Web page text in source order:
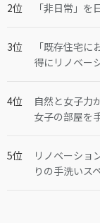
「非日常」
「既存住宅
得にリノベー
自然と女子力
女子の部屋を
リノベーショ
りの手洗いス